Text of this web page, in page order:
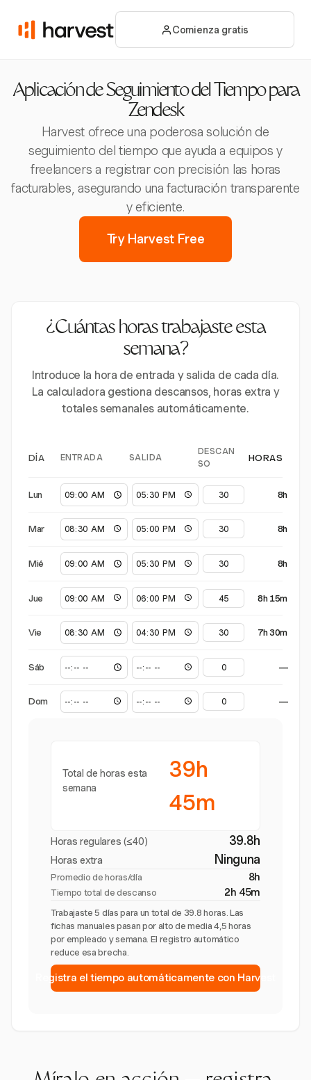
Comienza gratis
Aplicación de Seguimiento del Tiempo para
Zendesk
Harvest ofrece una poderosa solución de
seguimiento del tiempo que ayuda a equipos y
freelancers a registrar con precisión las horas
facturables, asegurando una facturación transparente
y eficiente.
Try Harvest Free
¿Cuántas horas trabajaste esta
semana?
Introduce la hora de entrada y salida de cada día.
La calculadora gestiona descansos, horas extra y
totales semanales automáticamente.
DÍA ENTRADA SALIDA
DESCAN
SO
HORAS
Lun 8h
Mar 8h
Mié 8h
Jue 8h 15m
Vie 7h 30m
Sáb —
Dom —
Total de horas esta
semana
39h
45m
Horas regulares (≤40) 39.8h
Horas extra Ninguna
Promedio de horas/día 8h
Tiempo total de descanso 2h 45m
Trabajaste 5 días para un total de 39.8 horas. Las
fichas manuales pasan por alto de media 4,5 horas
por empleado y semana. El registro automático
reduce esa brecha.
Registra el tiempo automáticamente con Harvest